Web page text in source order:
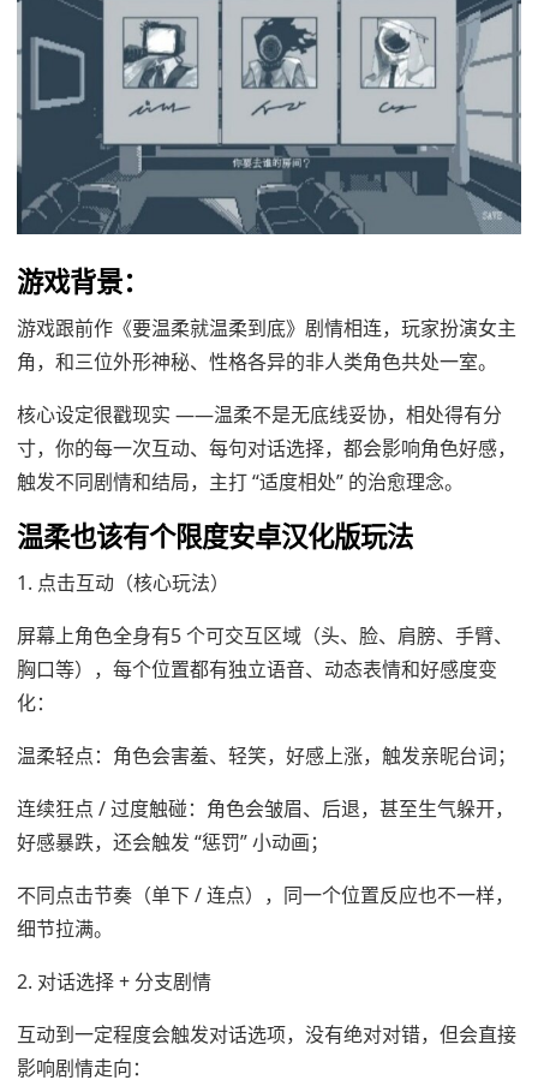
游戏背景：
游戏跟前作《要温柔就温柔到底》剧情相连，玩家扮演女主
角，和三位外形神秘、性格各异的非人类角色共处一室。
核心设定很戳现实 ——温柔不是无底线妥协，相处得有分
寸，你的每一次互动、每句对话选择，都会影响角色好感，
触发不同剧情和结局，主打 “适度相处” 的治愈理念。
温柔也该有个限度安卓汉化版玩法
1. 点击互动（核心玩法）
屏幕上角色全身有5 个可交互区域（头、脸、肩膀、手臂、
胸口等），每个位置都有独立语音、动态表情和好感度变
化：
温柔轻点：角色会害羞、轻笑，好感上涨，触发亲昵台词；
连续狂点 / 过度触碰：角色会皱眉、后退，甚至生气躲开，
好感暴跌，还会触发 “惩罚” 小动画；
不同点击节奏（单下 / 连点），同一个位置反应也不一样，
细节拉满。
2. 对话选择 + 分支剧情
互动到一定程度会触发对话选项，没有绝对对错，但会直接
影响剧情走向：